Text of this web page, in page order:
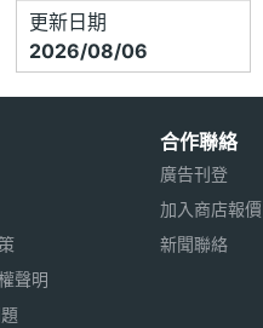
更新日期
2026/08/06
聲明
合作聯絡
廣告刊登
加入商店報價
新聞聯絡